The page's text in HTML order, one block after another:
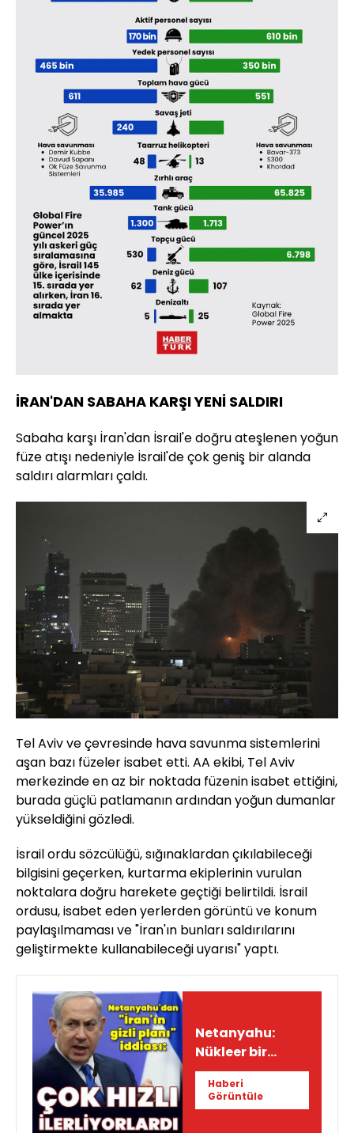
İRAN'DAN SABAHA KARŞI YENİ SALDIRI
Sabaha karşı İran'dan İsrail'e doğru ateşlenen yoğun
füze atışı nedeniyle İsrail'de çok geniş bir alanda
saldırı alarmları çaldı.
Tel Aviv ve çevresinde hava savunma sistemlerini
aşan bazı füzeler isabet etti. AA ekibi, Tel Aviv
merkezinde en az bir noktada füzenin isabet ettiğini,
burada güçlü patlamanın ardından yoğun dumanlar
yükseldiğini gözledi.
İsrail ordu sözcülüğü, sığınaklardan çıkılabileceği
bilgisini geçerken, kurtarma ekiplerinin vurulan
noktalara doğru harekete geçtiği belirtildi. İsrail
ordusu, isabet eden yerlerden görüntü ve konum
paylaşılmaması ve "İran'ın bunları saldırılarını
geliştirmekte kullanabileceği uyarısı" yaptı.
Netanyahu:
Nükleer bir
holokost
yaşamayacağız
Haberi
Görüntüle